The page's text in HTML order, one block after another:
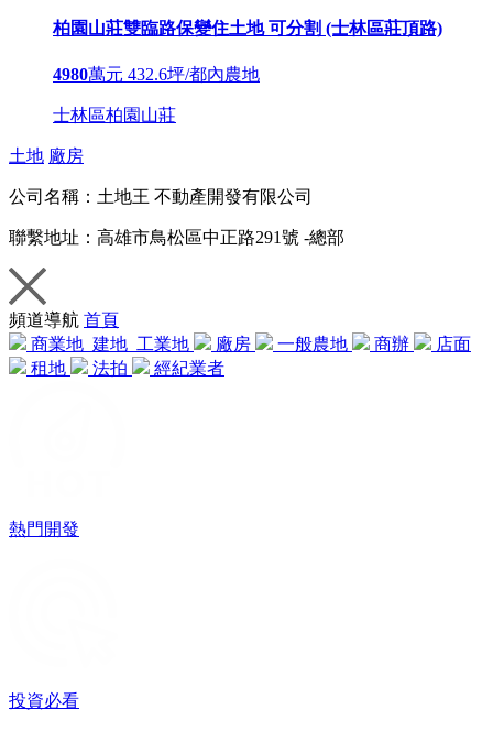
柏園山莊雙臨路保變住土地 可分割 (士林區莊頂路)
4980萬元 432.6坪/都內農地
士林區柏園山莊
土地 廠房
公司名稱： 土地王 不動產開發有限公司
聯繫地址： 高雄市鳥松區中正路291號 -總部
頻道導航 首頁
商業地 建地 工業地 廠房 一般農地 商辦
店面
租地
法拍 經紀業者
熱門開發
投資必看